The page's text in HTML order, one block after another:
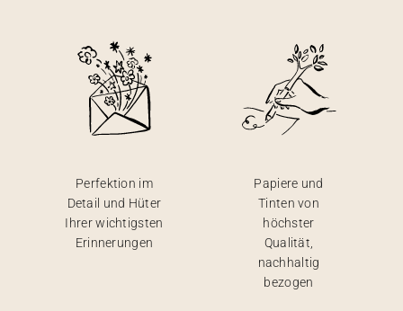
Perfektion im
Detail und Hüter
Ihrer wichtigsten
Erinnerungen
Papiere und
Tinten von
höchster
Qualität,
nachhaltig
bezogen